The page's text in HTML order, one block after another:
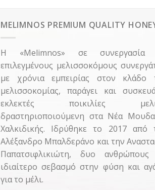
MELIMNOS PREMIUM QUALITY
Η «Μelimnos» σε συνεργασία
επιλεγμένους μελισσοκόμους
με χρόνια εμπειρίας στον κλάδο
μελισσοκομίας, παράγει και
εκλεκτές ποικιλίες
δραστηριοποιούμενη στα Νέα
Χαλκιδικής. Ιδρύθηκε το 2017 από
Αλέξανδρο Μπαλδεράνο και την
Παπατσιφλικιώτη, δυο
ιδιαίτερο σεβασμό στην φύση και
για το μέλι.